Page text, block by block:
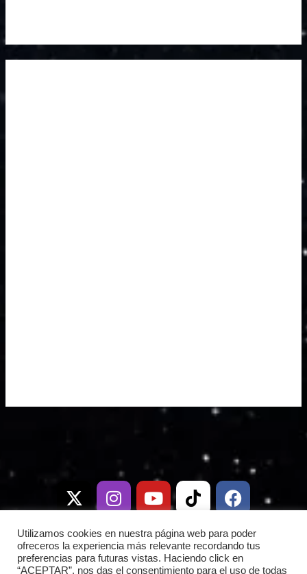
t
w
i
t
t
n
s
t
a
g
r
o
u
t
u
b
e
i
k
o
k
F
a
c
e
b
o
o
e
l
e
g
r
a
h
a
t
s
a
p
D
i
s
o
r
d
Utilizamos cookies en nuestra página web para poder
ofreceros la experiencia más relevante recordando tus
preferencias para futuras vistas. Haciendo click en
“ACEPTAR”, nos das el consentimiento para el uso de todas